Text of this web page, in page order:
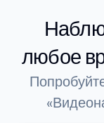
любое